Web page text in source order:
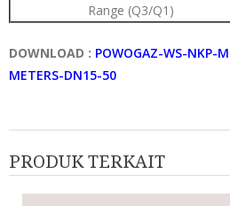
Range (Q3/Q1)
DOWNLOAD : POWOGAZ-WS-NKP-
METERS-DN15-50
PRODUK TERKAIT